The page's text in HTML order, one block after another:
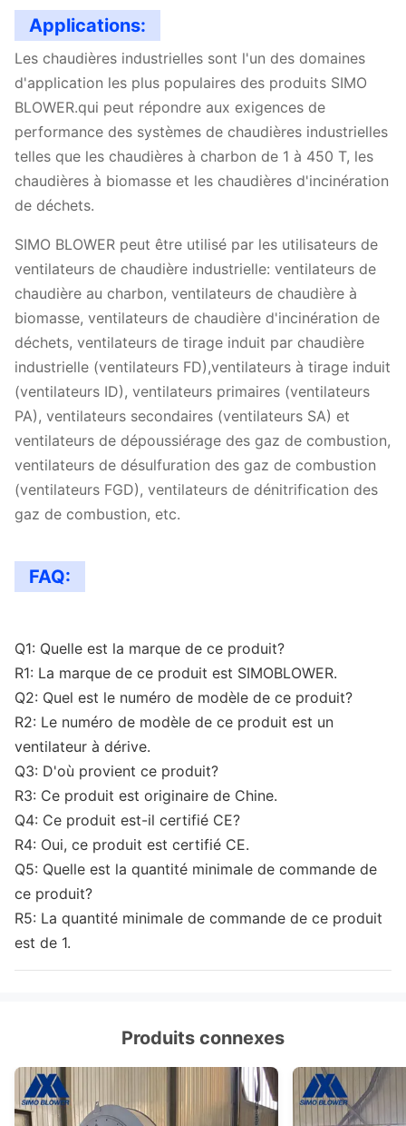
5 à 11
18D
960Je
ne sais
pas.1450
3679Je
ne sais
pas.11488
29010
sais
19D
960Je
ne sais
pas. 1450
4091Je
ne sais
pas.12802
34119Je
sais
pas.
pas.1450
pas.14175
pas.
960Je
ne sais
pas. 1450
4768Je
pas. 14901
55098
pas.
21D
960Je
ne sais
pas.1450
5003Je
ne sais
pas.15637
46067Je
pas.
Applications:
Les chaudières industrielles sont l'un des domaines
d'application les plus populaires des produits SIMO
BLOWER.qui peut répondre aux exigences de
performance des systèmes de chaudières industrielles
telles que les chaudières à charbon de 1 à 450 T, les
chaudières à biomasse et les chaudières d'incinération
de déchets.
SIMO BLOWER peut être utilisé par les utilisateurs de
ventilateurs de chaudière industrielle: ventilateurs de
chaudière au charbon, ventilateurs de chaudière à
biomasse, ventilateurs de chaudière d'incinération de
déchets, ventilateurs de tirage induit par chaudière
industrielle (ventilateurs FD),ventilateurs à tirage induit
(ventilateurs ID), ventilateurs primaires (ventilateurs
PA), ventilateurs secondaires (ventilateurs SA) et
ventilateurs de dépoussiérage des gaz de combustion,
ventilateurs de désulfuration des gaz de combustion
(ventilateurs FGD), ventilateurs de dénitrification des
gaz de combustion, etc.
FAQ:
Q1: Quelle est la marque de ce produit?
R1: La marque de ce produit est SIMOBLOWER.
Q2: Quel est le numéro de modèle de ce produit?
R2: Le numéro de modèle de ce produit est un
ventilateur à dérive.
Q3: D'où provient ce produit?
R3: Ce produit est originaire de Chine.
Q4: Ce produit est-il certifié CE?
R4: Oui, ce produit est certifié CE.
Q5: Quelle est la quantité minimale de commande de
ce produit?
R5: La quantité minimale de commande de ce produit
est de 1.
Produits connexes